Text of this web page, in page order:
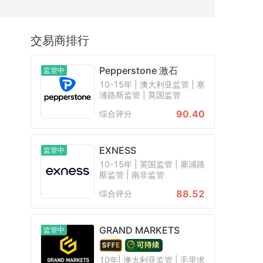
白俄罗斯NBRB 新西兰FSP
交易商排行
监管中 Pepperstone 激石
10-15年 | 澳大利亚监管 | 塞
浦路斯监管 | 英国监管
综合评分
90.40
监管中 EXNESS
10-15年 | 英国监管 | 塞浦路
斯监管 | 南非监管
综合评分
88.52
监管中 GRAND MARKETS
10年| 澳大利亚监管 | 毛里求